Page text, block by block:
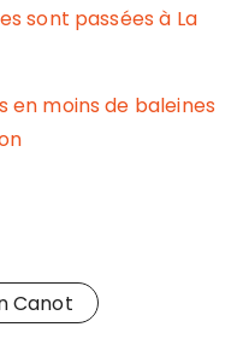
sont passées à La
en moins de baleines
Canot